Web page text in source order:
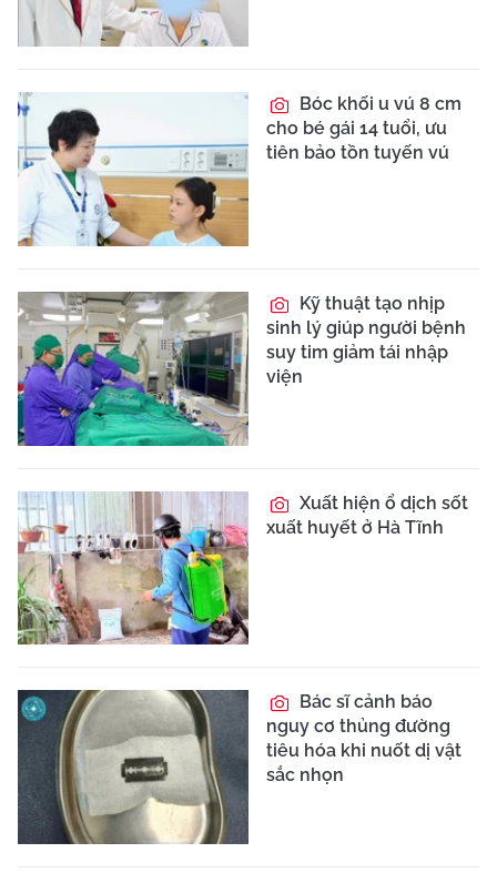
Bóc khối u vú 8 cm
cho bé gái 14 tuổi, ưu
tiên bảo tồn tuyến vú
Kỹ thuật tạo nhịp
sinh lý giúp người bệnh
suy tim giảm tái nhập
viện
Xuất hiện ổ dịch sốt
xuất huyết ở Hà Tĩnh
Bác sĩ cảnh báo
nguy cơ thủng đường
tiêu hóa khi nuốt dị vật
sắc nhọn